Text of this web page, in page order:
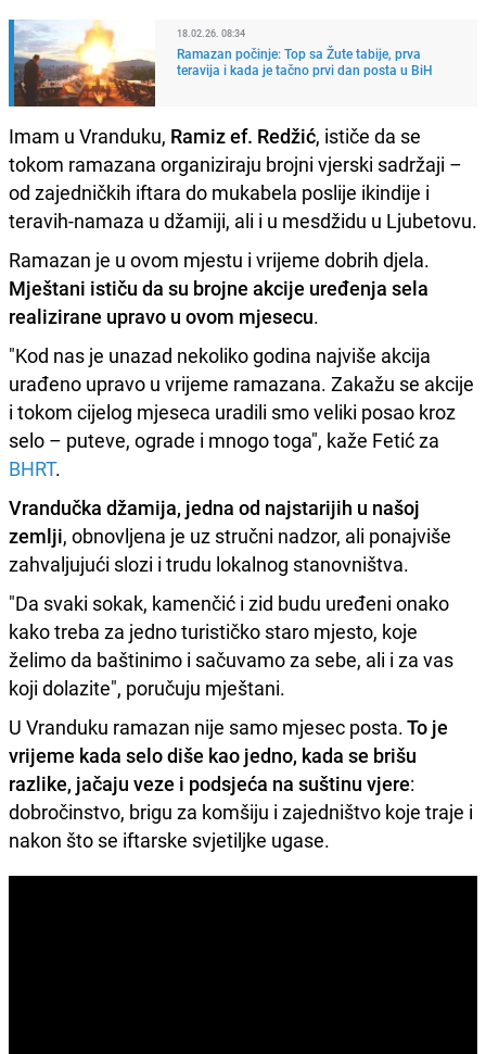
18.02.26. 08:34
Ramazan počinje: Top sa Žute tabije, prva
teravija i kada je tačno prvi dan posta u BiH
Imam u Vranduku, Ramiz ef. Redžić, ističe da se
tokom ramazana organiziraju brojni vjerski sadržaji –
od zajedničkih iftara do mukabela poslije ikindije i
teravih-namaza u džamiji, ali i u mesdžidu u Ljubetovu.
Ramazan je u ovom mjestu i vrijeme dobrih djela.
Mještani ističu da su brojne akcije uređenja sela
realizirane upravo u ovom mjesecu.
"Kod nas je unazad nekoliko godina najviše akcija
urađeno upravo u vrijeme ramazana. Zakažu se akcije
i tokom cijelog mjeseca uradili smo veliki posao kroz
selo – puteve, ograde i mnogo toga", kaže Fetić za
BHRT.
Vrandučka džamija, jedna od najstarijih u našoj
zemlji, obnovljena je uz stručni nadzor, ali ponajviše
zahvaljujući slozi i trudu lokalnog stanovništva.
"Da svaki sokak, kamenčić i zid budu uređeni onako
kako treba za jedno turističko staro mjesto, koje
želimo da baštinimo i sačuvamo za sebe, ali i za vas
koji dolazite", poručuju mještani.
U Vranduku ramazan nije samo mjesec posta.To je
vrijeme kada selo diše kao jedno, kada se brišu
razlike, jačaju veze i podsjeća na suštinu vjere:
dobročinstvo, brigu za komšiju i zajedništvo koje traje i
nakon što se iftarske svjetiljke ugase.